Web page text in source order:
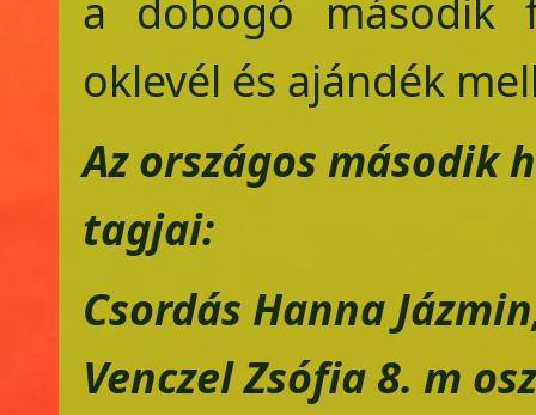
a dobogó második
oklevél és ajándék
Az országos második
tagjai:
Csordás Hanna
Venczel Zsófia 8. m